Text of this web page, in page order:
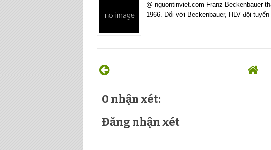
@ nguontinviet.com Franz Beckenbauer
1966. Đối với Beckenbauer, HLV đội
0 nhận xét:
Đăng nhận xét